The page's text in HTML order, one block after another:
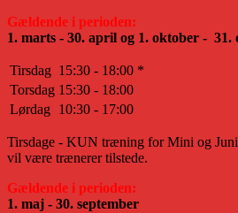
Gældende i perioden:
1. marts - 30. april og 1. oktober - 31.
Tirsdag 15:30 - 18:00 *
Torsdag 15:30 - 18:00
Lørdag 10:30 - 17:00
Tirsdage - KUN træning for Mini og
vil være trænerer tilstede.
Gældende i perioden:
1. maj - 30. september